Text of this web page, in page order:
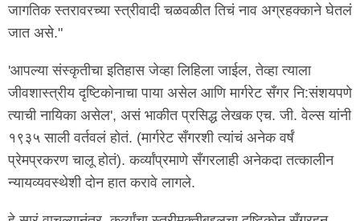
जागतिक स्तरावरच्या स्त्रीवादी चळवळीत तिचं नाव अग्रहक्काने घेतलं
जात असे."
'आपल्या संस्कृतीचा इतिहास जेव्हा लिहिला जाईल, तेव्हा त्याला
जीवशास्त्रीय दृष्टिकोनाचा पाया असेल आणि मार्गरेट सँगर नि:संशयपणे
त्याची नायिका असेल', असं भाकीत प्रसिद्ध लेखक एच. जी. वेल्स यांनी
१९३५ साली वर्तवलं होतं. (मार्गरेट सँगरशी त्यांचं अनेक वर्षं
प्रेमप्रकरण चालू होतं). कर्व्यांप्रमाणे सँगरलाही अनेकदा तत्कालीन
न्यायव्यवस्थेशी दोन हात करावे लागले.